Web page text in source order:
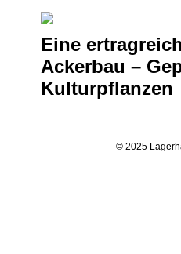
Eine
Ackerbau –
Kulturpflanzen
© 2025